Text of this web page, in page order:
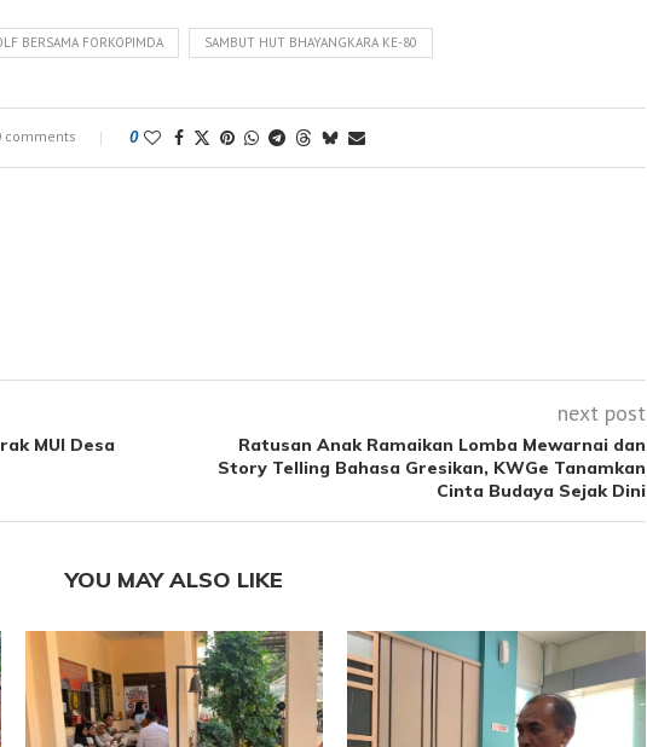
BERSAMA FORKOPIMDA SAMBUT HUT BHAYANGKARA KE-80
comments 0
MUI Desa
next post
Ratusan Anak Ramaikan Lomba Mewarnai dan
Story Telling Bahasa Gresikan, KWGe Tanamkan
Cinta Budaya Sejak Dini
YOU MAY ALSO LIKE